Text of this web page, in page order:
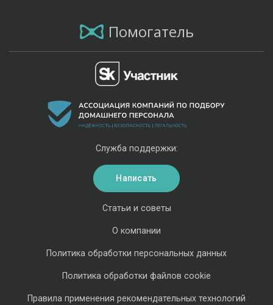
Помогатель
Статьи и советы
О компании
Политика обработки персональных данных
Политика обработки файлов cookie
Правила применения рекомендательных технологий
Служба поддержки:
Написать